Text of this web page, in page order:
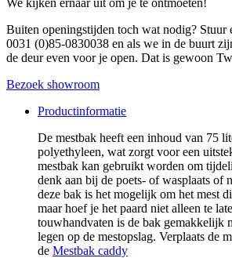
Buiten openingstijden toch wat nodig? Stuur
0031 (0)85-0830038 en als we in de buurt
de deur even voor je open. Dat is gewoon
Bezoek showroom
Productinformatie
De mestbak heeft een inhoud van 75
polyethyleen, wat zorgt voor een
mestbak kan gebruikt worden om
denk aan bij de poets- of wasplaats of
deze bak is het mogelijk om het mest
maar hoef je het paard niet alleen te
touwhandvaten is de bak gemakkelijk
legen op de mestopslag. Verplaats de
de Mestbak caddy